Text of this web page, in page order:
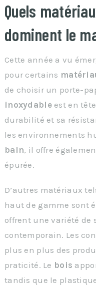
Quels
dominent le
Cette année a vu
pour certains
de choisir un porte-
inoxydableest en
durabilité et sa
les environnements
bain, il offre
épurée.
D’autres matériaux
haut de gamme sont
offrent une variété de
contemporain. Les
plus en plus des
praticité. Le bois
tandis que le